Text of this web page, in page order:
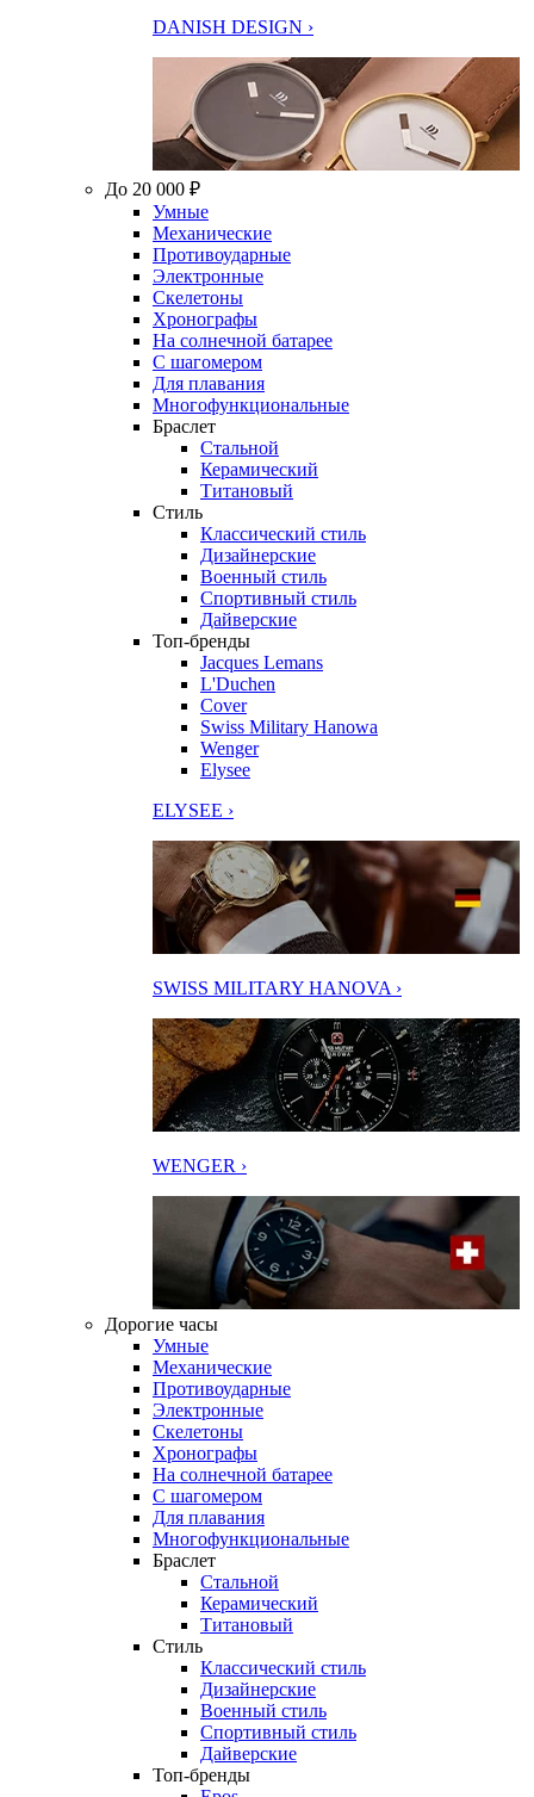
DANISH DESIGN ›
До 20 000 ₽
Умные
Механические
Противоударные
Электронные
Скелетоны
Хронографы
На солнечной батарее
С шагомером
Для плавания
Многофункциональные
Браслет
Стальной
Керамический
Титановый
Стиль
Классический стиль
Дизайнерские
Военный стиль
Спортивный стиль
Дайверские
Топ-бренды
Jacques Lemans
L'Duchen
Cover
Swiss Military Hanowa
Wenger
Elysee
ELYSEE ›
SWISS MILITARY HANOVA ›
WENGER ›
Дорогие часы
Умные
Механические
Противоударные
Электронные
Скелетоны
Хронографы
На солнечной батарее
С шагомером
Для плавания
Многофункциональные
Браслет
Стальной
Керамический
Титановый
Стиль
Классический стиль
Дизайнерские
Военный стиль
Спортивный стиль
Дайверские
Топ-бренды